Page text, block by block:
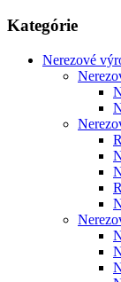
Kategórie
Nerezové